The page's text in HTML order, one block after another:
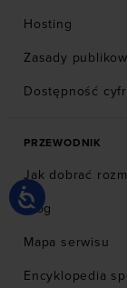
Hosting
Zasady
Dostępność
PRZEWODNIK
Jak dobrać
Blog
Mapa serwisu
Encyklopedia